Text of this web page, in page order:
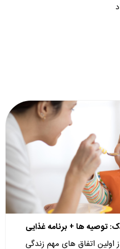
توصیه ها + برنامه غذایی
اتفاق های مهم زندگی